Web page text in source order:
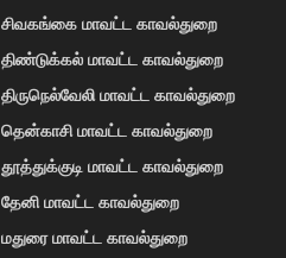
சிவகங்கை மாவட்ட காவல்துறை
திண்டுக்கல் மாவட்ட காவல்துறை
திருநெல்வேலி மாவட்ட காவல்துறை
தென்காசி மாவட்ட காவல்துறை
தூத்துக்குடி மாவட்ட காவல்துறை
தேனி மாவட்ட காவல்துறை
மதுரை மாவட்ட காவல்துறை